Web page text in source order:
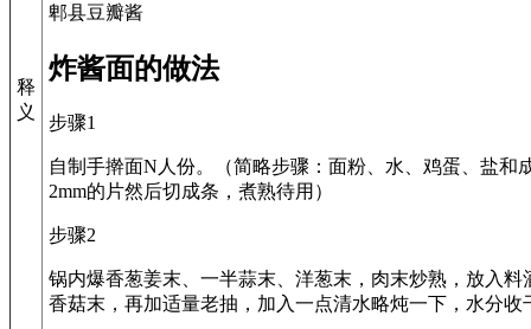
释
义
郫县豆瓣酱
炸酱面的做法
步骤1
自制手擀面N人份。（简略步骤：面粉、水、鸡蛋、盐和
2mm的片然后切成条，煮熟待用）
步骤2
锅内爆香葱姜末、一半蒜末、洋葱末，肉末炒熟，放入
香菇末，再加适量老抽，加入一点清水略炖一下，水分